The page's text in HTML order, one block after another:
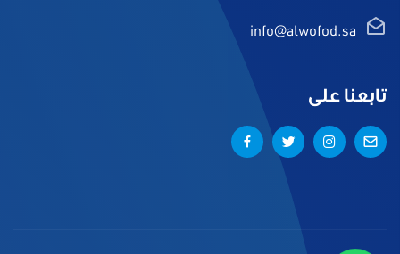
info@alwofod.sa
تابعنا على